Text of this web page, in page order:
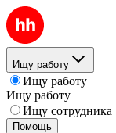
Ищу работу
Ищу работу
Ищу работу
Ищу сотрудника
Помощь